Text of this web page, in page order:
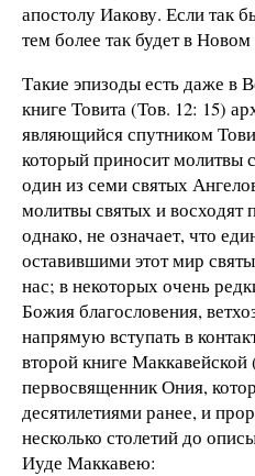
апостолу Иакову. Если так
тем более так будет в Новом
Такие эпизоды есть даже в
книге Товита (Тов. 12: 15)
являющийся спутником
который приносит молитвы
один из семи святых
молитвы святых и восходят
однако, не означает, что
оставившими этот мир
нас; в некоторых очень
Божия благословения,
напрямую вступать в
второй книге
первосвященник Ония,
десятилетиями ранее, и
несколько столетий до
Иуде Маккавею: